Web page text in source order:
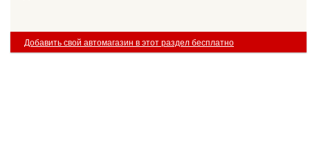
Добавить свой автомагазин в этот раздел бесплатно